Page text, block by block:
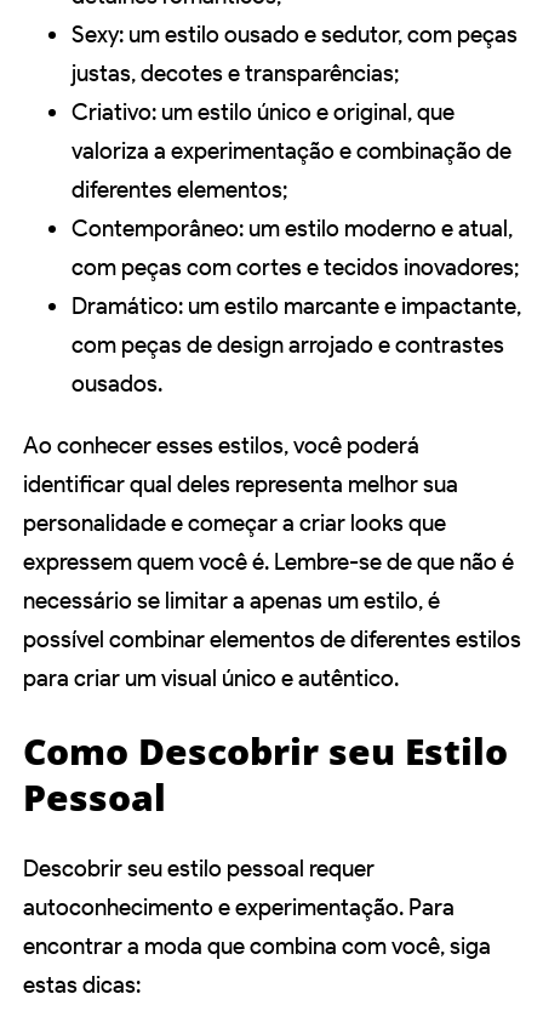
Sexy: um estilo ousado e sedutor, com peças
justas, decotes e transparências;
Criativo: um estilo único e original, que
valoriza a experimentação e combinação de
diferentes elementos;
Contemporâneo: um estilo moderno e atual,
com peças com cortes e tecidos inovadores;
Dramático: um estilo marcante e impactante,
com peças de design arrojado e contrastes
ousados.
Ao conhecer esses estilos, você poderá
identificar qual deles representa melhor sua
personalidade e começar a criar looks que
expressem quem você é. Lembre-se de que não é
necessário se limitar a apenas um estilo, é
possível combinar elementos de diferentes estilos
para criar um visual único e autêntico.
Como Descobrir seu Estilo
Pessoal
Descobrir seu estilo pessoal requer
autoconhecimento e experimentação. Para
encontrar a moda que combina com você, siga
estas dicas: